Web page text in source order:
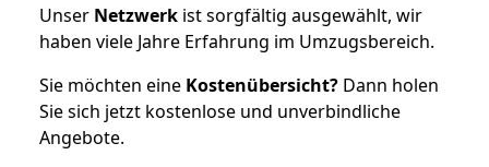
Unser Netzwerk ist sorgfältig ausgewählt, wir
haben viele Jahre Erfahrung im Umzugsbereich.
Sie möchten eine Kostenübersicht? Dann holen
Sie sich jetzt kostenlose und unverbindliche
Angebote.